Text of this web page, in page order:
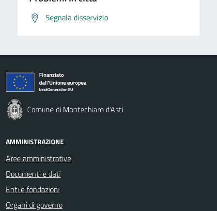
Segnala disservizio
Comune di Montechiaro d'Asti
AMMINISTRAZIONE
Aree amministrative
Documenti e dati
Enti e fondazioni
Organi di governo